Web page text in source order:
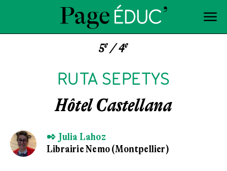
5e/ 4e
RUTA SEPETYS
Hôtel Castellana
✒ Julia Lahoz
Librairie Nemo (Montpellier)